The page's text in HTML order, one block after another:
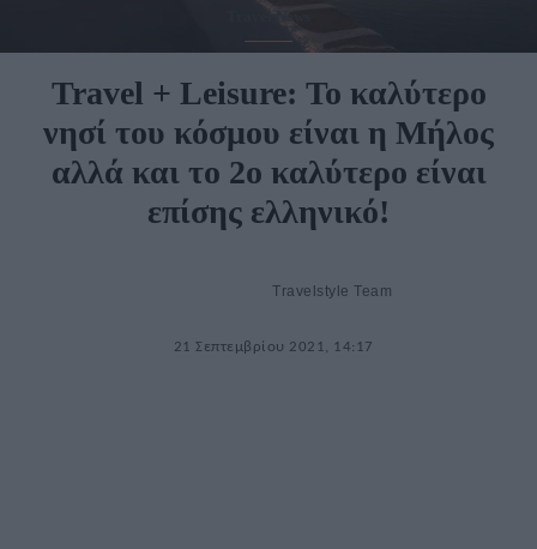
Travel News
Travel + Leisure: Το καλύτερο
νησί του κόσμου είναι η Μήλος
αλλά και το 2ο καλύτερο είναι
επίσης ελληνικό!
Travelstyle Team
21 Σεπτεμβρίου 2021, 14:17